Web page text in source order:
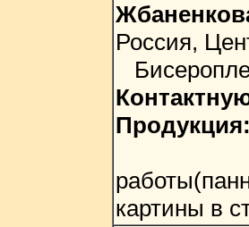
Россия,
Продукция:
картины в